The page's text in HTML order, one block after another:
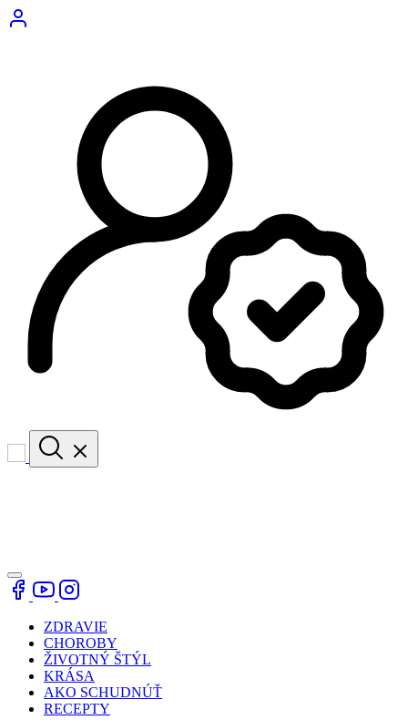
ZDRAVIE
CHOROBY
ŽIVOTNÝ ŠTÝL
KRÁSA
AKO SCHUDNÚŤ
RECEPTY